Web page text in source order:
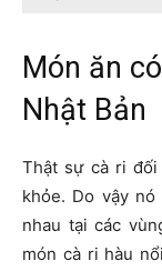
Món ăn
Nhật Bản
Thật sự cà ri
khỏe. Do vậy
nhau tại các
món cà ri hàu